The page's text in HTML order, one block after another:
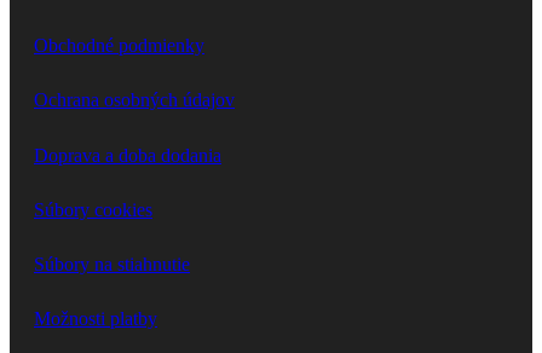
Obchodné podmienky
Ochrana osobných údajov
Doprava a doba dodania
Súbory cookies
Súbory na stiahnutie
Možnosti platby